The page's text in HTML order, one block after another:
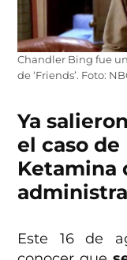
Chandler Bing fue
de ‘Friends’. Foto:
Ya
el caso
Ketamina
Este 16 de